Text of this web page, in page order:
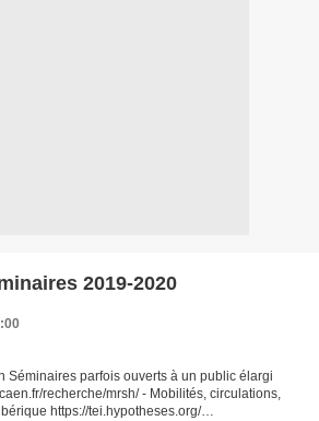
2019-2020
Séminaires parfois ouverts à un public élargi
recherche/mrsh/ - Mobilités, circulations,
https://tei.hypotheses.org/